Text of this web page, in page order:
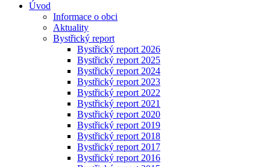
Úvod
Informace o obci
Aktuality
Bystřický report
Bystřický report 2026
Bystřický report 2025
Bystřický report 2024
Bystřický report 2023
Bystřický report 2022
Bystřický report 2021
Bystřický report 2020
Bystřický report 2019
Bystřický report 2018
Bystřický report 2017
Bystřický report 2016